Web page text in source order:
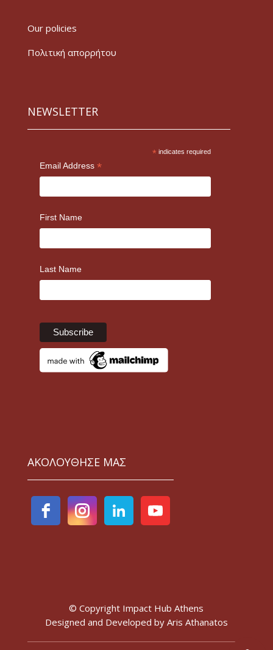
Our policies
Πολιτική απορρήτου
NEWSLETTER
* indicates required
Email Address *
First Name
Last Name
ΑΚΟΛΟΥΘΗΣΕ ΜΑΣ
© Copyright Impact Hub Athens
Designed and Developed by Aris Athanatos